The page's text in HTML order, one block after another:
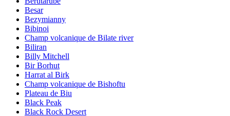
Besar
Bezymianny
Bibinoi
Champ volcanique de Bilate river
Biliran
Billy Mitchell
Bir Borhut
Harrat al Birk
Champ volcanique de Bishoftu
Plateau de Biu
Black Peak
Black Rock Desert